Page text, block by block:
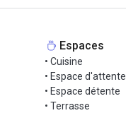
qui veut évoluer
vous êtes disponible.
Espaces
• Cuisine
• Espace d'attente
• Espace détente
• Terrasse